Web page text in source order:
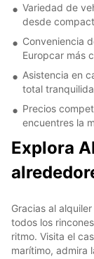
Variedad de
desde
Conveniencia
Europcar más
Asistencia en
total
Precios
encuentres la
Explora
Gracias al
todos los
ritmo. Visita el
marítimo, admira